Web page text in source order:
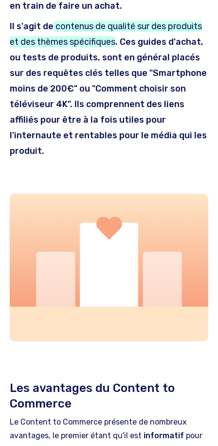
en train de faire un achat.
Il s'agit de contenus de qualité sur des produits
et des thèmes spécifiques. Ces guides d'achat,
ou tests de produits, sont en général placés
sur des requêtes clés telles que "Smartphone
moins de 200€" ou "Comment choisir son
téléviseur 4K". Ils comprennent des liens
affiliés pour être à la fois utiles pour
l'internaute et rentables pour le média qui les
produit.
Les avantages du Content to
Commerce
Le Content to Commerce présente de nombreux
avantages, le premier étant qu'il est informatif pour